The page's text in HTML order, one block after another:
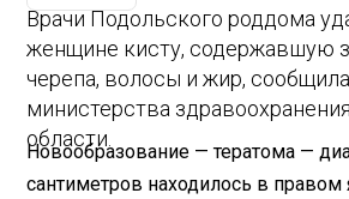
Врачи Подольского роддома
женщине кисту, содержавшую
черепа, волосы и жир,
министерства
области.
Новообразование — тератома —
сантиметров находилось в правом